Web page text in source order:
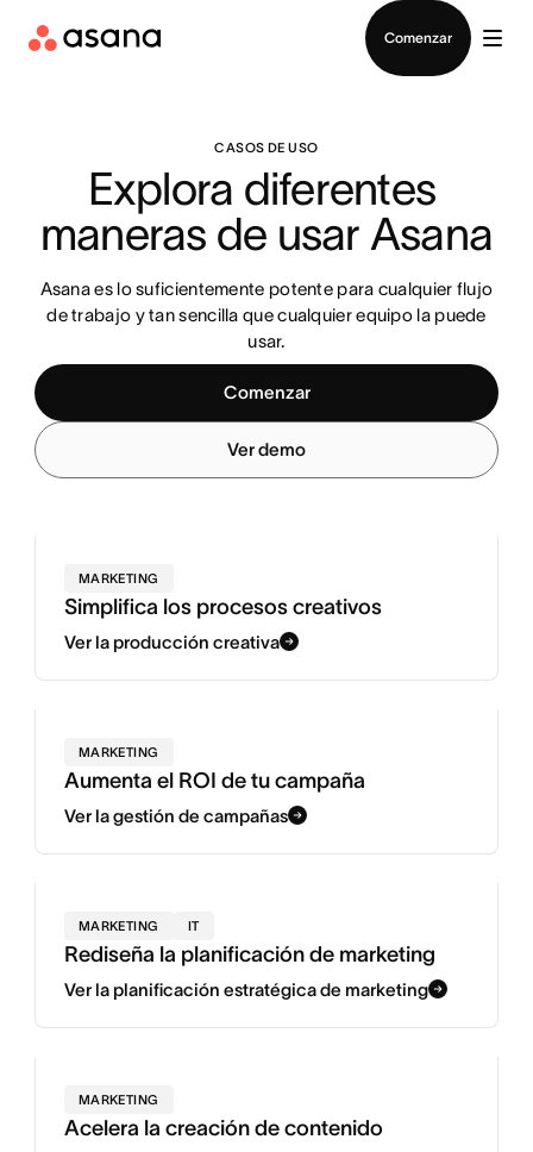
Comenzar
CASOS DE USO
Explora diferentes
maneras de usar Asana
Asana es lo suficientemente potente para cualquier flujo
de trabajo y tan sencilla que cualquier equipo la puede
usar.
Comenzar
Ver demo
MARKETING
Simplifica los procesos creativos
Ver la producción creativa
MARKETING
Aumenta el ROI de tu campaña
Ver la gestión de campañas
MARKETING IT
Rediseña la planificación de marketing
Ver la planificación estratégica de marketing
MARKETING
Acelera la creación de contenido